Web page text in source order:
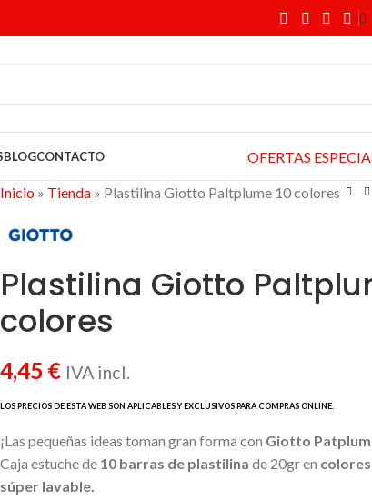
BLOGCONTACTO OFERTAS
Inicio» Tienda» Plastilina Giotto Paltplume 10 colores
Plastilina Giotto
colores
4,45 € IVA incl.
¡Las pequeñas ideas toman gran forma con Giotto
Caja estuche de10 barras de plastilina de 20gr en
súper lavable.